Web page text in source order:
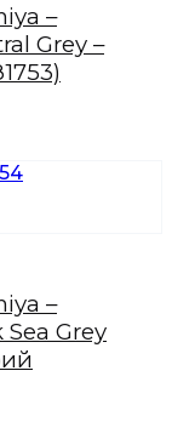
–
Grey –
–
Grey